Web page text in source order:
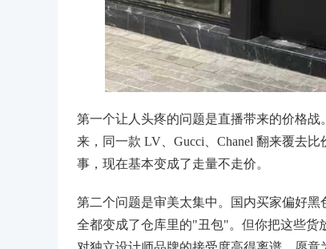
第一个让人头疼的问题是直播带来的价格
来，同一款 LV、Gucci、Chanel 翻来覆去
事，现在基本变成了走量不走价。
第二个问题是审美太集中。国内买家偏好
全都变成了仓库里的"丑包"。但你把这些